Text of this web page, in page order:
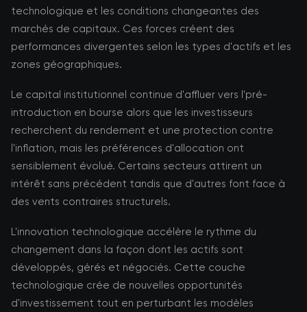
technologique et les conditions changeantes des
marchés de capitaux. Ces forces créent des
performances divergentes selon les types d'actifs et les
zones géographiques.
Le capital institutionnel continue d'affluer vers l'pré-
introduction en bourse alors que les investisseurs
recherchent du rendement et une protection contre
l'inflation, mais les préférences d'allocation ont
sensiblement évolué. Certains secteurs attirent un
intérêt sans précédent tandis que d'autres font face à
des vents contraires structurels.
L'innovation technologique accélère le rythme du
changement dans la façon dont les actifs sont
développés, gérés et négociés. Cette couche
technologique crée de nouvelles opportunités
d'investissement tout en perturbant les modèles